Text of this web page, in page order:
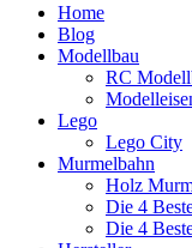
Home
Blog
Modellbau
RC
Lego
Lego City
Murmelbahn
Holz
Die 4
Die 4